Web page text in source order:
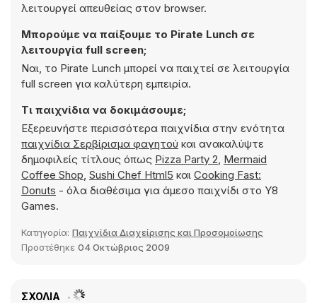
λειτουργεί απευθείας στον browser.
Μπορούμε να παίξουμε το Pirate Lunch σε
λειτουργία full screen;
Ναι, το Pirate Lunch μπορεί να παιχτεί σε λειτουργία
full screen για καλύτερη εμπειρία.
Τι παιχνίδια να δοκιμάσουμε;
Εξερευνήστε περισσότερα παιχνίδια στην ενότητα
παιχνίδια Σερβίρισμα φαγητού και ανακαλύψτε
δημοφιλείς τίτλους όπως Pizza Party 2, Mermaid
Coffee Shop, Sushi Chef Html5 και Cooking Fast:
Donuts - όλα διαθέσιμα για άμεσο παιχνίδι στο Y8
Games.
Κατηγορία: Παιχνίδια Διαχείρισης και Προσομοίωσης
Προστέθηκε 04 Οκτώβριος 2009
ΣΧΌΛΙΑ